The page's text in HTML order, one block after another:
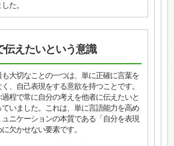
た。
伝えたいという意識
大切なことの一つは、単に正確に言葉を
、自己表現をする意欲を持つことです。
程で常に自分の考えを他者に伝えたいと
いました。これは、単に言語能力を高め
ニケーションの本質である「自分を表現
欠かせない要素です。